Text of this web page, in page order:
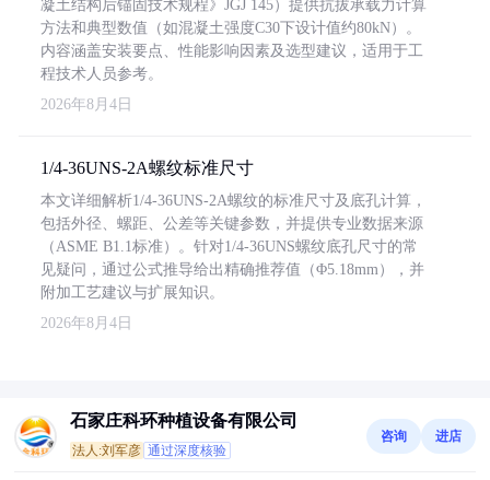
凝土结构后锚固技术规程》JGJ 145）提供抗拔承载力计算
方法和典型数值（如混凝土强度C30下设计值约80kN）。
内容涵盖安装要点、性能影响因素及选型建议，适用于工
程技术人员参考。
2026年8月4日
1/4-36UNS-2A螺纹标准尺寸
本文详细解析1/4-36UNS-2A螺纹的标准尺寸及底孔计算，
包括外径、螺距、公差等关键参数，并提供专业数据来源
（ASME B1.1标准）。针对1/4-36UNS螺纹底孔尺寸的常
见疑问，通过公式推导给出精确推荐值（Φ5.18mm），并
附加工艺建议与扩展知识。
2026年8月4日
石家庄科环种植设备有限公司
法人:刘军彦 通过深度核验
咨询 进店